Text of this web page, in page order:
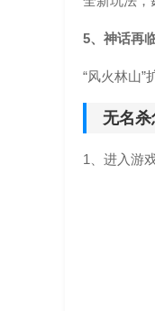
5、神话再
“风火林山”
无名
1、进入游